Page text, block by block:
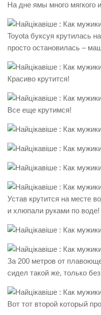
На дне ямы много мягкого
Toyota буксуя крутилась
просто остановилась –
Красиво крутится!
Все еще крутимся!
Устав крутится на месте
и хлюпали руками по воде!
За 200 метров от
сидел такой же, только
Вот тот второй который